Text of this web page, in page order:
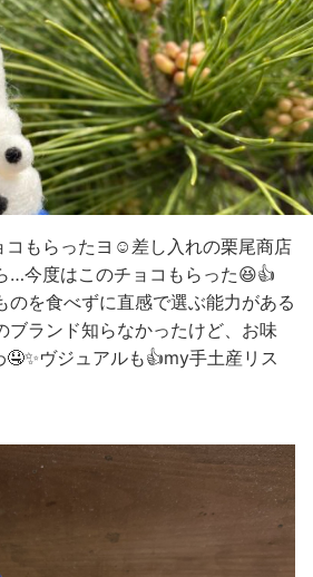
コもらったヨ☺️差し入れの栗尾商店
…今度はこのチョコもらった😆👍
のを食べずに直感で選ぶ能力がある
ブランド知らなかったけど、お味
ヴジュアルも👍my手土産リス